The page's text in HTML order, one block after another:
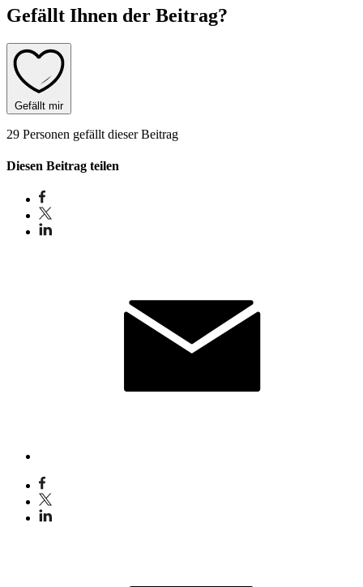
Gefällt Ihnen der Beitrag?
Gefällt mir
29 Personen gefällt dieser Beitrag
Diesen Beitrag teilen